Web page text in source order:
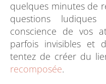
quelques minutes de
questions ludiques
conscience de vos
parfois invisibles et
tentez de créer du
recomposée.